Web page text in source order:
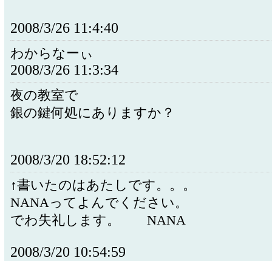
2008/3/26 11:4:40
わからなーぃ
2008/3/26 11:3:34
夜の教室で
銀の鍵何処にありますか？
2008/3/20 18:52:12
↑書いたのはあたしです。。。
NANAってよんでください。
でわ失礼します。 NANA
2008/3/20 10:54:59